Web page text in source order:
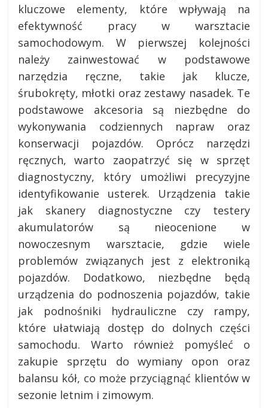
kluczowe elementy, które wpływają na
efektywność pracy w warsztacie
samochodowym. W pierwszej kolejności
należy zainwestować w podstawowe
narzędzia ręczne, takie jak klucze,
śrubokręty, młotki oraz zestawy nasadek. Te
podstawowe akcesoria są niezbędne do
wykonywania codziennych napraw oraz
konserwacji pojazdów. Oprócz narzędzi
ręcznych, warto zaopatrzyć się w sprzęt
diagnostyczny, który umożliwi precyzyjne
identyfikowanie usterek. Urządzenia takie
jak skanery diagnostyczne czy testery
akumulatorów są nieocenione w
nowoczesnym warsztacie, gdzie wiele
problemów związanych jest z elektroniką
pojazdów. Dodatkowo, niezbędne będą
urządzenia do podnoszenia pojazdów, takie
jak podnośniki hydrauliczne czy rampy,
które ułatwiają dostęp do dolnych części
samochodu. Warto również pomyśleć o
zakupie sprzętu do wymiany opon oraz
balansu kół, co może przyciągnąć klientów w
sezonie letnim i zimowym.